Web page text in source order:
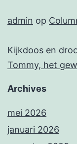
admin op
Kijkdoos en
Tommy, het
Archives
mei 2026
januari 2026